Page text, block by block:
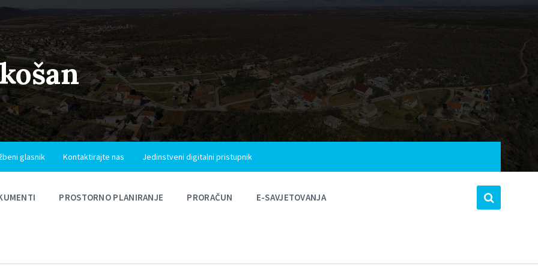
glasnik Kontaktirajte nas Jedinstveni digitalni pristupnik
PROSTORNO PLANIRANJE PRORAČUN E-SAVJETOVANJA